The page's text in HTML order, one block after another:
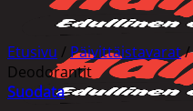
Etusivu / Päivittäistavarat/
Deodorantit
Suodata